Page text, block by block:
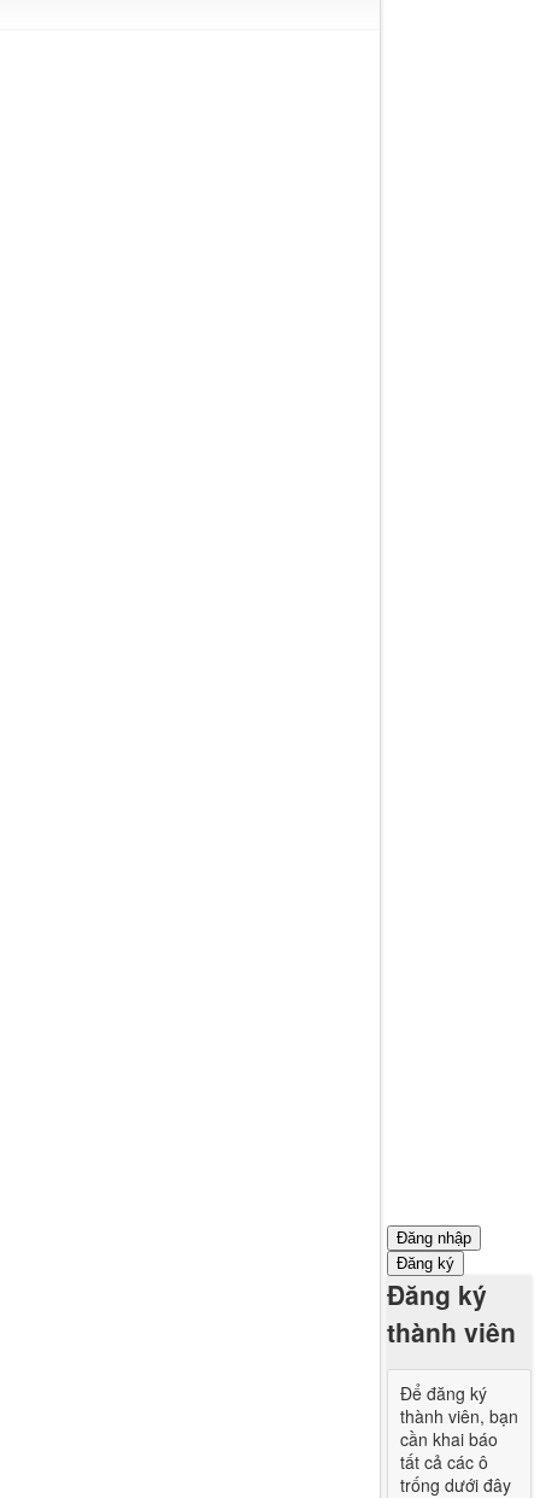
Đăng nhập
Đăng ký
Đăng ký
thành viên
Để đăng ký
thành viên, bạn
cần khai báo
tất cả các ô
trống dưới đây